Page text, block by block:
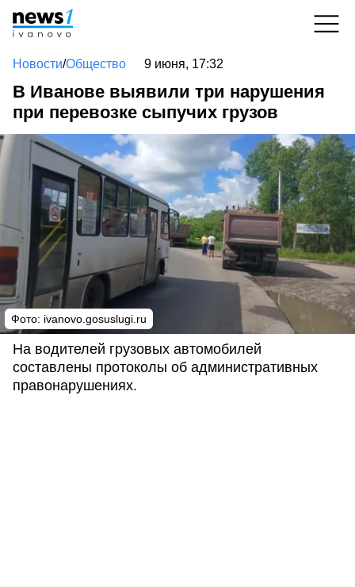
Новости/Общество 9 июня, 17:32
В Иванове выявили три нарушения
при перевозке сыпучих грузов
Фото: ivanovo.gosuslugi.ru
На водителей грузовых автомобилей
составлены протоколы об административных
правонарушениях.